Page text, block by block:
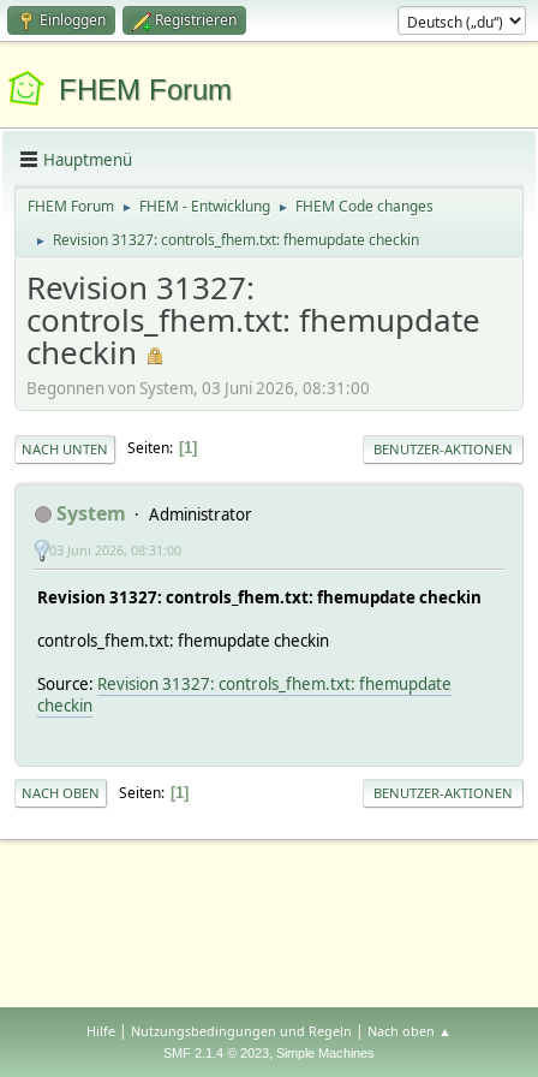
Einloggen Registrieren
FHEM Forum
Hauptmenü
FHEM Forum ► FHEM - Entwicklung ► FHEM Code changes
► Revision 31327: controls_fhem.txt: fhemupdate checkin
Revision 31327:
controls_fhem.txt: fhemupdate
checkin
Begonnen von System, 03 Juni 2026, 08:31:00
NACH UNTEN Seiten 1 BENUTZER-AKTIONEN
System Administrator
03 Juni 2026, 08:31:00
Revision 31327: controls_fhem.txt: fhemupdate checkin
controls_fhem.txt: fhemupdate checkin
Source: Revision 31327: controls_fhem.txt: fhemupdate
checkin
NACH OBEN Seiten 1 BENUTZER-AKTIONEN
Hilfe | Nutzungsbedingungen und Regeln | Nach oben ▲
SMF 2.1.4 © 2023, Simple Machines